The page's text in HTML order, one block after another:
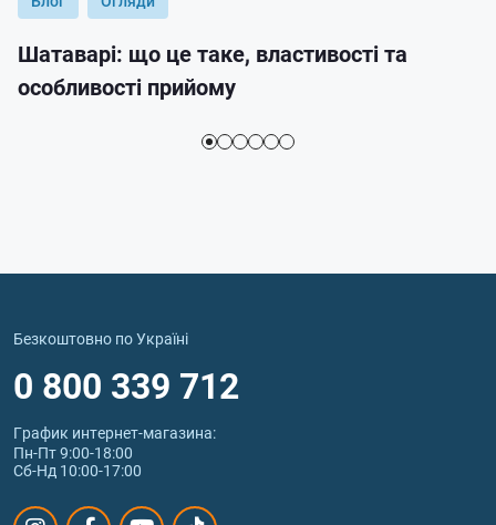
Шатаварі: що це таке, властивості та
особливості прийому
Безкоштовно по Україні
0 800 339 712
График интернет‑магазина:
Пн-Пт 9:00-18:00
Сб-Нд 10:00-17:00